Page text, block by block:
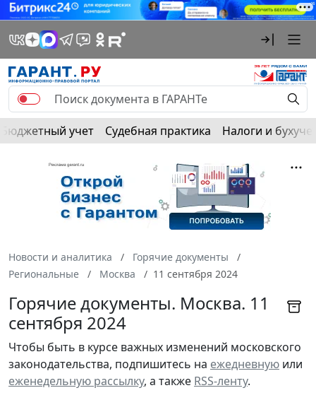
Бюджетный учет Судебная практика Налоги и
Новости и аналитика
Горячие документы
Региональные
Москва 11 сентября 2024
Горячие документы. Москва. 11
сентября 2024
Чтобы быть в курсе важных изменений московского
законодательства, подпишитесь на ежедневную или
еженедельную рассылку, а также RSS-ленту.